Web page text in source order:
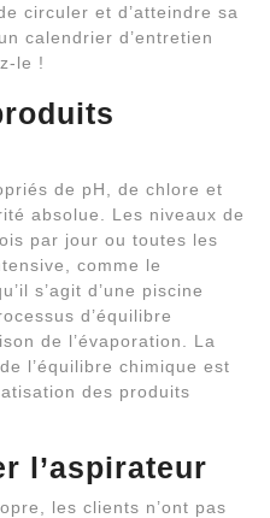
circuler et d’atteindre sa
calendrier d’entretien
le !
de pH, de chlore et
absolue. Les niveaux de
par jour ou toutes les
comme le
s’agit d’une piscine
d’équilibre
de l’évaporation. La
l’équilibre chimique est
des produits
l’aspirateur
les clients n’ont pas